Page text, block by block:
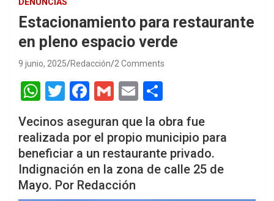
Estacionamiento para restaurante
en pleno espacio verde
9 junio, 2025 Redacción 2 Comments
W
h
at
s
A
p
T
tt
er
F
ce
b
o
o
G
ail
E
m
ail
h
ar
e
Vecinos aseguran que la obra fue
realizada por el propio municipio para
beneficiar a un restaurante privado.
Indignación en la zona de calle 25 de
Mayo. Por Redacción